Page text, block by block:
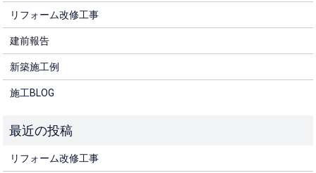
リフォーム改修工事
建前報告
新築施工例
施工BLOG
リフォーム改修工事